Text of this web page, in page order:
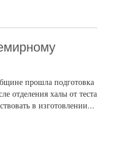
прошла подготовка
отделения халы от теста
в изготовлении...